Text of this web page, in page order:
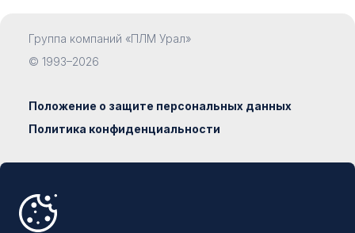
Компания
Группа компаний «ПЛМ Урал»
© 1993–2026
Положение о защите персональных данных
Политика конфиденциальности
8 800 500-19-93